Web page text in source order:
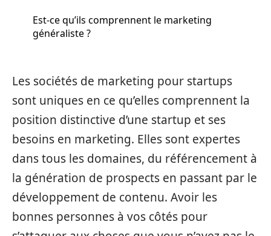
Est-ce qu’ils comprennent le marketing
généraliste ?
Les sociétés de marketing pour startups
sont uniques en ce qu’elles comprennent la
position distinctive d’une startup et ses
besoins en marketing. Elles sont expertes
dans tous les domaines, du référencement à
la génération de prospects en passant par le
développement de contenu. Avoir les
bonnes personnes à vos côtés pour